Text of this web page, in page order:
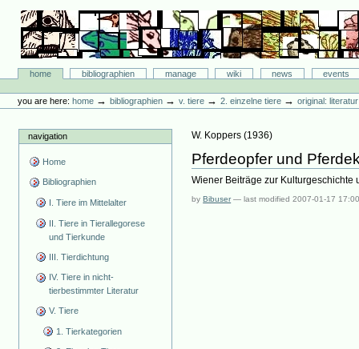
content.
navigation
Bibliographie-Portal
Sectionshome bibliographien manage wiki news
events
tools
you are here: home →bibliographien →v. tiere →2. einzelne tiere →original:
navigation
Home
Bibliographien
I. Tiere im Mittelalter
II. Tiere in Tierallegorese
und Tierkunde
III. Tierdichtung
IV. Tiere in nicht-
tierbestimmter Literatur
V. Tiere
1. Tierkategorien
W. Koppers (1936)
Pferdeopfer und
Wiener Beiträge zur Kulturgeschichte
byBibuser —last modified2007-01-17